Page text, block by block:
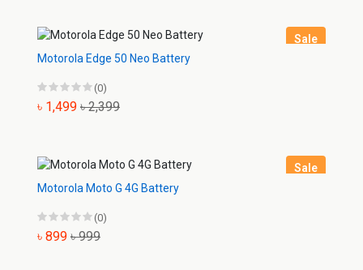
Sale
Motorola Edge 50 Neo Battery
(0)
৳ 1,499 ৳ 2,399
Sale
Motorola Moto G 4G Battery
(0)
৳ 899 ৳ 999